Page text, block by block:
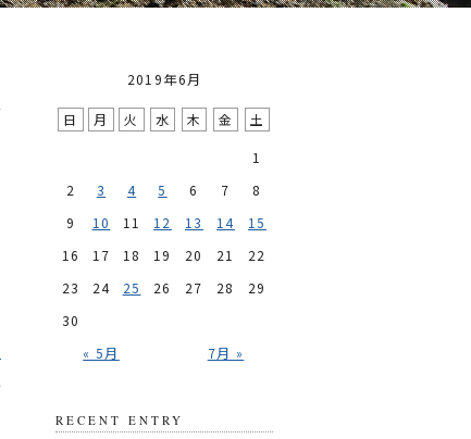
2019年6月
日 月 火 水 木 金 土
« 5月 7月 »
1
2
3 4 5 6 7
8
9
10 11 12 13 14
15
16
17 18 19 20 21
22
23
24 25 26 27 28
29
30
RECENT ENTRY